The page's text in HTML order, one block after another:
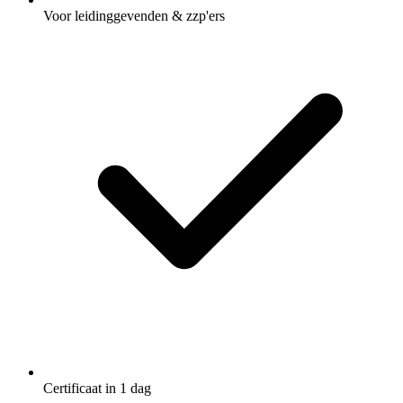
Voor leidinggevenden & zzp'ers
Certificaat in 1 dag